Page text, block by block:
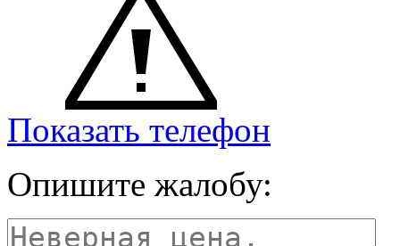
Показать телефон
Опишите жалобу: